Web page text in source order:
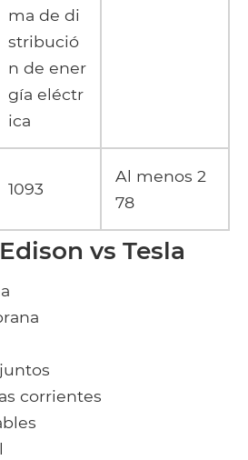
ma de di
stribució
n de ener
gía eléctr
ica
1093
Al menos 2
78
vs Tesla
corrientes